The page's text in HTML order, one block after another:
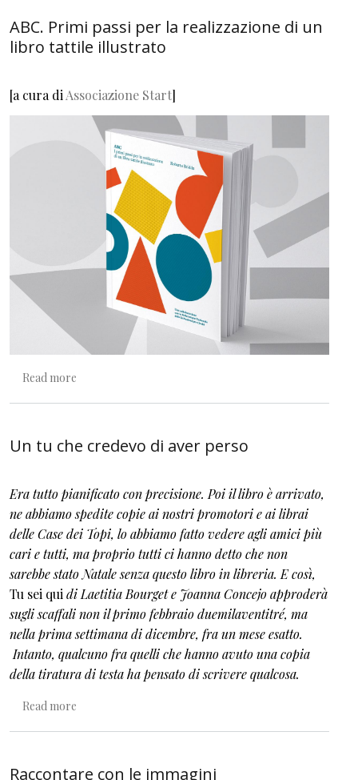
ABC. Primi passi per la realizzazione di un
libro tattile illustrato
[a cura di Associazione Start]
Read more
Un tu che credevo di aver perso
Era tutto pianificato con precisione. Poi il libro è arrivato,
ne abbiamo spedite copie ai nostri promotori e ai librai
delle Case dei Topi, lo abbiamo fatto vedere agli amici più
cari e tutti, ma proprio tutti ci hanno detto che non
sarebbe stato Natale senza questo libro in libreria. E così,
Tu sei qui di Laetitia Bourget e Joanna Concejo approderà
sugli scaffali non il primo febbraio duemilaventitré, ma
nella prima settimana di dicembre, fra un mese esatto.
Intanto, qualcuno fra quelli che hanno avuto una copia
della tiratura di testa ha pensato di scrivere qualcosa.
Read more
Raccontare con le immagini